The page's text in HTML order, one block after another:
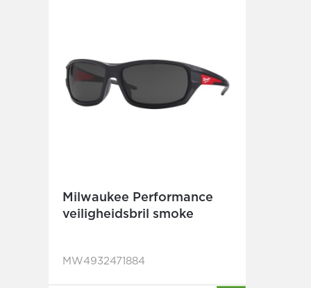
Milwaukee Performance
veiligheidsbril smoke
MW4932471884